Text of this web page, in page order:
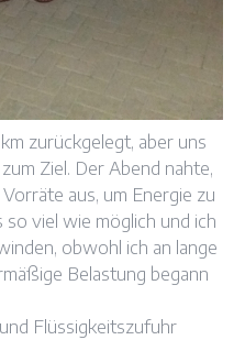
zurückgelegt, aber uns
Ziel. Der Abend nahte,
aus, um Energie zu
viel wie möglich und ich
obwohl ich an lange
Belastung begann
Flüssigkeitszufuhr